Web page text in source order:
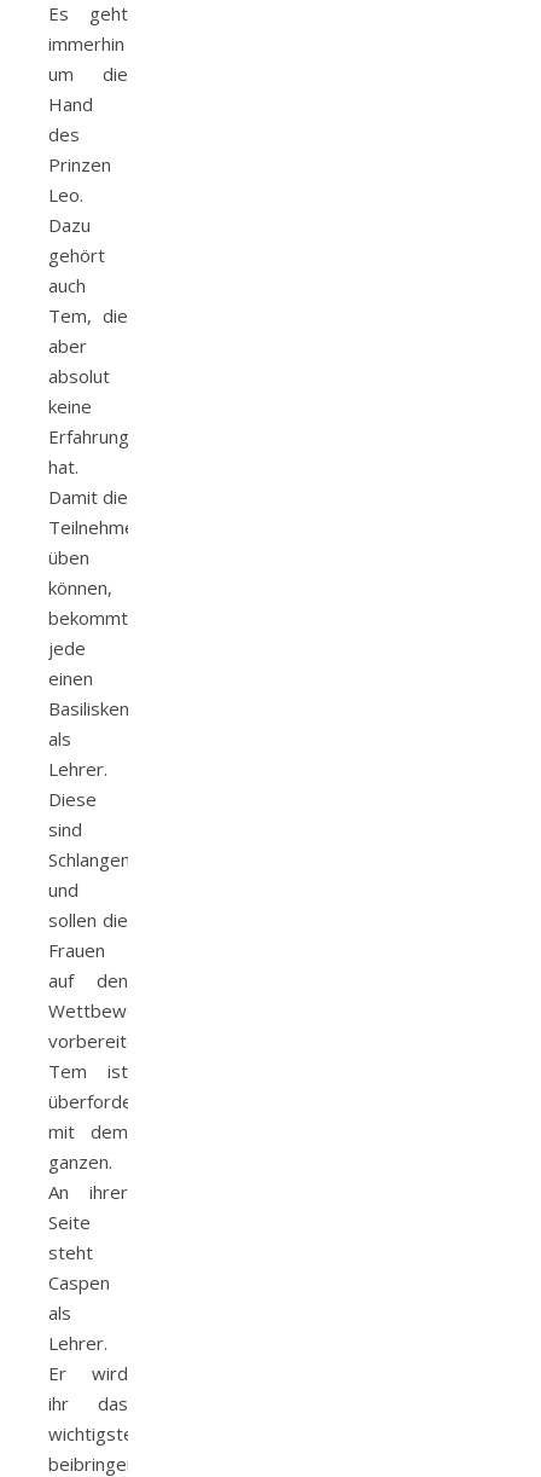
Es geht
immerhin
um die
Hand
des
Prinzen
Leo.
Dazu
gehört
auch
Tem, die
aber
absolut
keine
Erfahrung
hat.
Damit die
Teilnehmerinnen
üben
können,
bekommt
jede
einen
Basilisken
als
Lehrer.
Diese
sind
Schlangenmenschen
und
sollen die
Frauen
auf den
Wettbewerb
vorbereiten.
Tem ist
überfordert
mit dem
ganzen.
An ihrer
Seite
steht
Caspen
als
Lehrer.
Er wird
ihr das
wichtigste
beibringen.